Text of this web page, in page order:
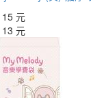
15 元
13 元